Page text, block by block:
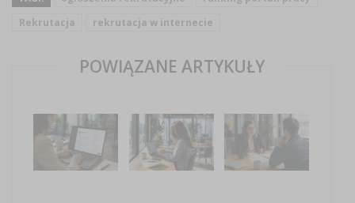
Rekrutacja
rekrutacja w internecie
POWIĄZANE ARTYKUŁY